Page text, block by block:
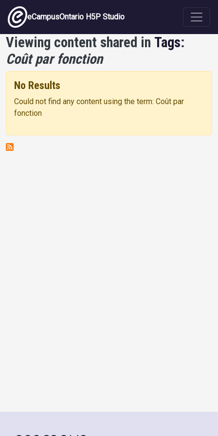
Skip to main content
eCampusOntario H5P Studio
Viewing content shared in Tags:
Coût par fonction
No Results
Could not find any content using the term: Coût par
fonction